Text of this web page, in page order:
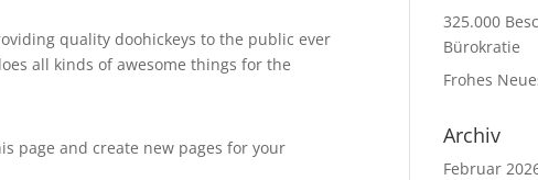
quality doohickeys to the public ever
all kinds of awesome things for the
page and create new pages for your
325.000
Bürokratie
Frohes
Archiv
Februar